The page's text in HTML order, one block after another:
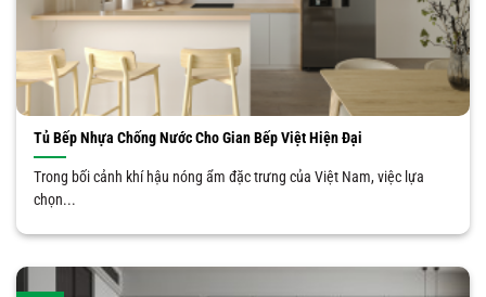
Tủ Bếp Nhựa Chống Nước Cho Gian Bếp Việt Hiện Đại
Trong bối cảnh khí hậu nóng ẩm đặc trưng của Việt Nam, việc lựa
chọn...